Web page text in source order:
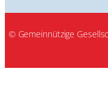
© Gemeinnützige